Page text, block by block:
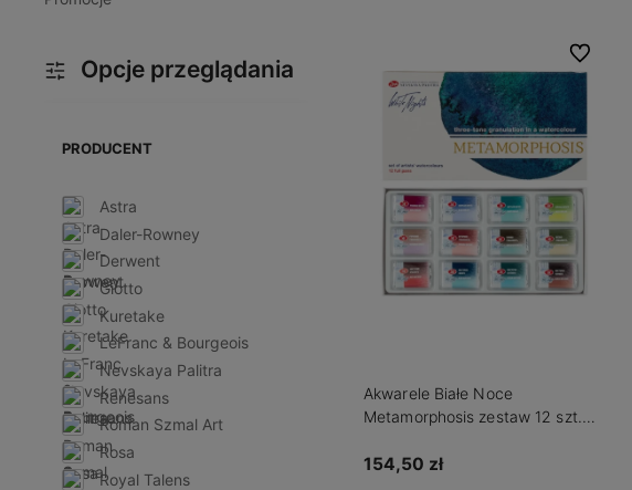
Opcje przeglądania
PRODUCENT
Astra
Daler-Rowney
Derwent
Giotto
Kuretake
LeFranc & Bourgeois
Nevskaya Palitra
Renesans
Roman Szmal Art
Rosa
Royal Talens
Akwarele Białe Noce
Metamorphosis zestaw 12 szt.
154,50 zł
Do